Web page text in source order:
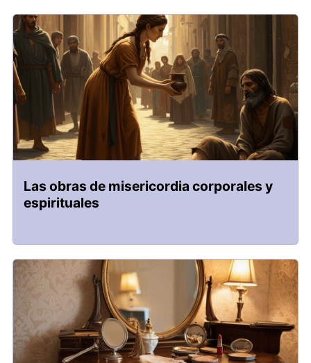
Las obras de misericordia corporales y
espirituales​